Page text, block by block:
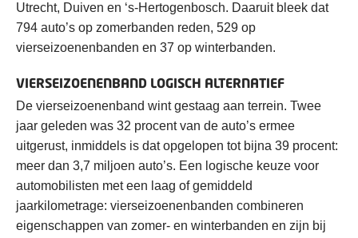
Utrecht, Duiven en ‘s-Hertogenbosch. Daaruit bleek dat
794 auto’s op zomerbanden reden, 529 op
vierseizoenenbanden en 37 op winterbanden.
VIERSEIZOENENBAND LOGISCH ALTERNATIEF
De vierseizoenenband wint gestaag aan terrein. Twee
jaar geleden was 32 procent van de auto’s ermee
uitgerust, inmiddels is dat opgelopen tot bijna 39 procent:
meer dan 3,7 miljoen auto’s. Een logische keuze voor
automobilisten met een laag of gemiddeld
jaarkilometrage: vierseizoenenbanden combineren
eigenschappen van zomer- en winterbanden en zijn bij